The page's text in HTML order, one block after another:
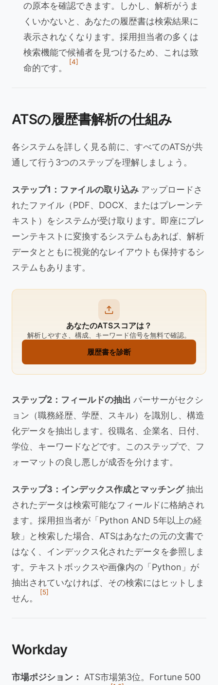
の原本を確認できます。しかし、解析がうま
くいかないと、あなたの履歴書は検索結果に
表示されなくなります。採用担当者の多くは
検索機能で候補者を見つけるため、これは致
命的です。
[4]
ATSの履歴書解析の仕組み
各システムを詳しく見る前に、すべてのATSが共
通して行う3つのステップを理解しましょう。
ステップ1：ファイルの取り込み アップロードさ
れたファイル（PDF、DOCX、またはプレーンテ
キスト）をシステムが受け取ります。即座にプレ
ーンテキストに変換するシステムもあれば、解析
データとともに視覚的なレイアウトも保持するシ
ステムもあります。
あなたのATSスコアは？
解析しやすさ、構成、キーワード信号を無料で確認。
履歴書を診断
ステップ2：フィールドの抽出 パーサーがセクシ
ョン（職務経歴、学歴、スキル）を識別し、構造
化データを抽出します。役職名、企業名、日付、
学位、キーワードなどです。このステップで、フ
ォーマットの良し悪しが成否を分けます。
ステップ3：インデックス作成とマッチング抽出
されたデータは検索可能なフィールドに格納され
ます。採用担当者が「Python AND 5年以上の経
験」と検索した場合、ATSはあなたの元の文書で
はなく、インデックス化されたデータを参照しま
す。テキストボックスや画像内の「Python」が
抽出されていなければ、その検索にはヒットしま
せん。
[5]
Workday
市場ポジション： ATS市場第3位。Fortune 500